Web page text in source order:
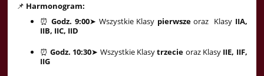
📌 Harmonogram:
⏰ Godz. 9:00➤ Wszystkie Klasy pierwszeoraz Klasy IIA,
IIB, IIC, IID
⏰ Godz. 10:30➤ Wszystkie Klasytrzecie oraz Klasy IIE, IIF,
IIG